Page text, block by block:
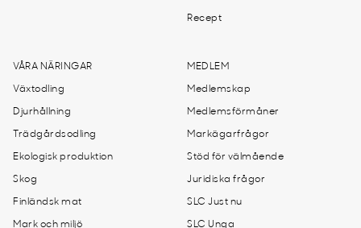
Recept
VÅRA NÄRINGAR
Växtodling
Djurhållning
Trädgårdsodling
Ekologisk produktion
Skog
Finländsk mat
Mark och miljö
MEDLEM
Medlemskap
Medlemsförmåner
Markägarfrågor
Stöd för välmående
Juridiska frågor
SLC Just nu
SLC Unga